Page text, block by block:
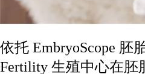
依托 EmbryoScope 胚
Fertility 生殖中心在胚